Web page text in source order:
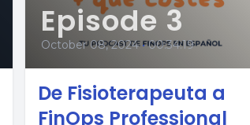
Episode 3
October 08, 2024 • 00:34:19
De Fisioterapeuta a
FinOps Professional